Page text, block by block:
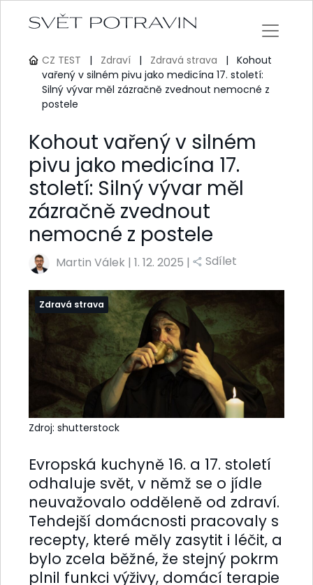
CZ TEST | Zdraví | Zdravá strava |
Kohout
vařený v silném pivu jako medicína 17. století:
Silný vývar měl zázračně zvednout nemocné z
postele
Kohout vařený v silném
pivu jako medicína 17.
století: Silný vývar měl
zázračně zvednout
nemocné z postele
Martin Válek | 1. 12. 2025 | Sdílet
Zdravá strava
Zdroj: shutterstock
Evropská kuchyně 16. a 17. století
odhaluje svět, v němž se o jídle
neuvažovalo odděleně od zdraví.
Tehdejší domácnosti pracovaly s
recepty, které měly zasytit i léčit, a
bylo zcela běžné, že stejný pokrm
plnil funkci výživy, domácí terapie